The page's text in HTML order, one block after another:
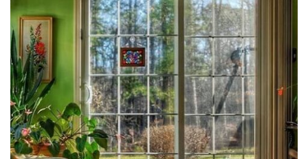
o
ambiente
mais
bonito
e
agradável,
traz
uma
série